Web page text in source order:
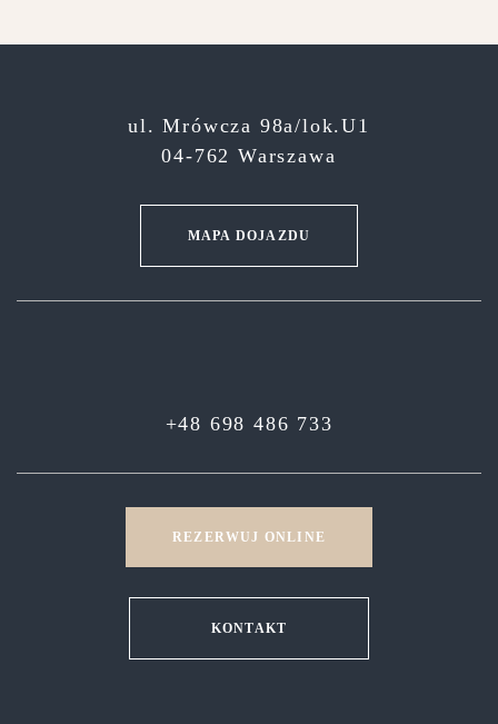
ul. Mrówcza 98a/lok.U1
04-762 Warszawa
MAPA DOJAZDU
+48 698 486 733
REZERWUJ ONLINE
KONTAKT